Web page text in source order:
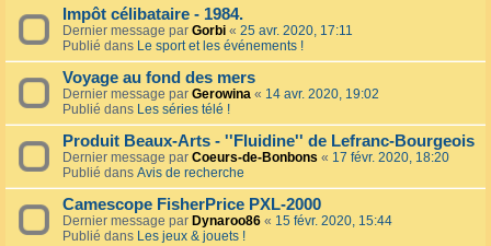
Impôt célibataire - 1984.
Dernier message par Gorbi « 25 avr. 2020, 17:11
Publié dans Le sport et les événements !
Voyage au fond des mers
Dernier message par Gerowina « 14 avr. 2020, 19:02
Publié dans Les séries télé !
Produit Beaux-Arts - ''Fluidine'' de Lefranc-Bourgeois
Dernier message par Coeurs-de-Bonbons « 17 févr. 2020, 18:20
Publié dans Avis de recherche
Camescope FisherPrice PXL-2000
Dernier message par Dynaroo86 « 15 févr. 2020, 15:44
Publié dans Les jeux & jouets !